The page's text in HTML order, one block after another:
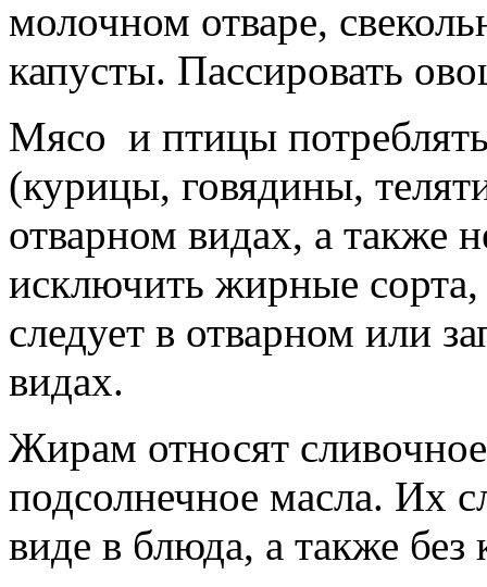
молочном отваре,
капусты. Пассировать
Мясо и птицы
(курицы, говядины,
отварном видах, а
исключить жирные сорта,
следует в отварном или
видах.
Жирам относят
подсолнечное масла. Их
виде в блюда, а также